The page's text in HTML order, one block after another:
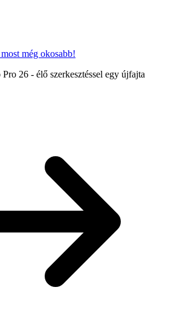
még okosabb!
26 - élő szerkesztéssel egy újfajta